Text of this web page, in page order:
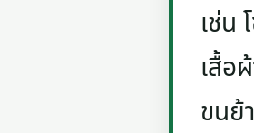
เช่น
เสื้อ
ขนย้